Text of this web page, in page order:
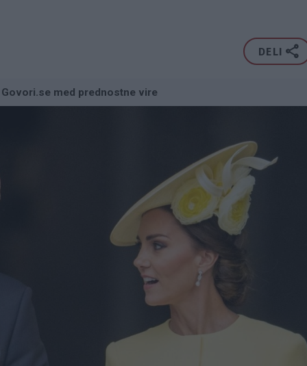
DELI
Govori.se med prednostne vire